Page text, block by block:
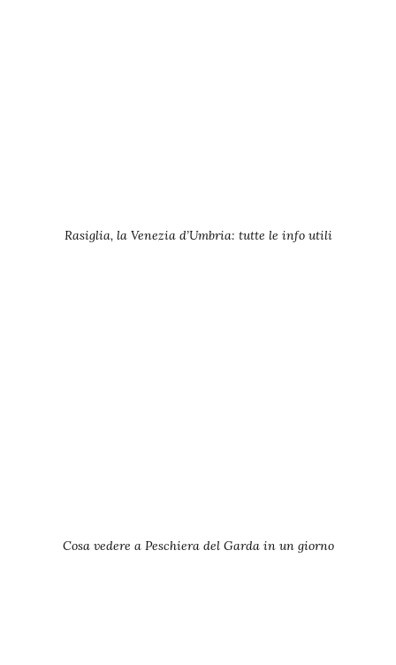
Rasiglia, la Venezia d’Umbria: tutte le info utili
Cosa vedere a Peschiera del Garda in un giorno